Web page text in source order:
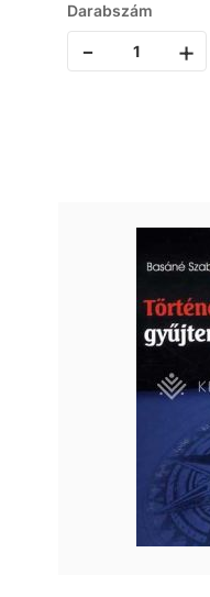
Darabszám
- +